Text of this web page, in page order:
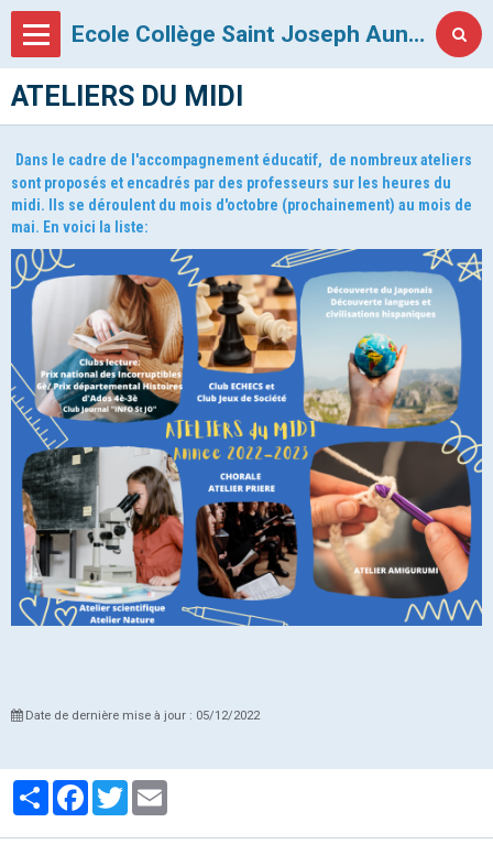
Ecole Collège Saint Joseph Auneau
ATELIERS DU MIDI
Dans le cadre de l'accompagnement éducatif, de nombreux ateliers
sont proposés et encadrés par des professeurs sur les heures du
midi. Ils se déroulent du mois d'octobre (prochainement) au mois de
mai. En voici la liste:
Date de dernière mise à jour : 05/12/2022
PartagerFacebook
Twitter